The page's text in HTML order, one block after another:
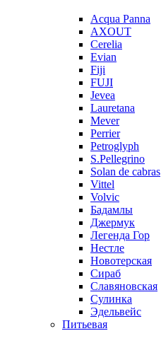
Acqua Panna
AXOUT
Cerelia
Evian
Fiji
FUJI
Jevea
Lauretana
Mever
Perrier
Petroglyph
S.Pellegrino
Solan de cabras
Vittel
Volvic
Бадамлы
Джермук
Легенда Гор
Нестле
Новотерская
Сираб
Славяновская
Сулинка
Эдельвейс
Питьевая